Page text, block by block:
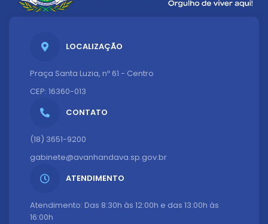
LOCALIZAÇÃO
Praça Santa Luzia, nº 61 - Centro
CEP: 16360-013
CONTATO
(18) 3651-9200
gabinete@avanhandava.sp.gov.br
ATENDIMENTO
Atendimento: Das 8:30h às 12:00h e das 13:00h às
16:00h